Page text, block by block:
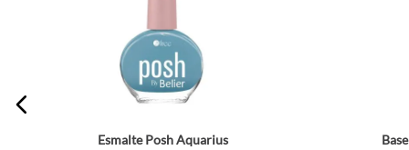
Esmalte Posh Aquarius